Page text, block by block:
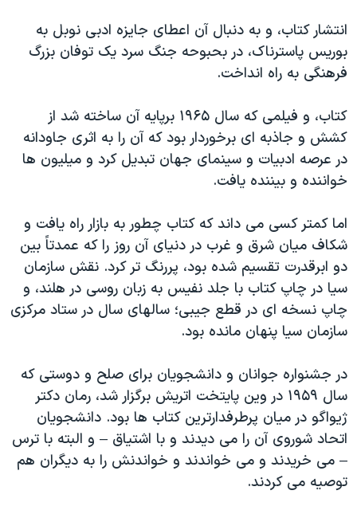
انتشار کتاب، و به دنبال آن اعطای جایزه ادبی نوبل به
بوریس پاسترناک، در بحبوحه جنگ سرد یک توفان بزرگ
فرهنگی به راه انداخت.
کتاب، و فیلمی که سال ۱۹۶۵ برپایه آن ساخته شد از
کشش و جاذبه ای برخوردار بود که آن را به اثری جاودانه
در عرصه ادبیات و سینمای جهان تبدیل کرد و میلیون ها
خواننده و بیننده یافت.
اما کمتر کسی می داند که کتاب چطور به بازار راه یافت و
شکاف میان شرق و غرب در دنیای آن روز را که عمدتاً بین
دو ابرقدرت تقسیم شده بود، پررنگ تر کرد. نقش سازمان
سیا در چاپ کتاب با جلد نفیس به زبان روسی در هلند، و
چاپ نسخه ای در قطع جیبی؛ سالهای سال در ستاد مرکزی
سازمان سیا پنهان مانده بود.
در جشنواره جوانان و دانشجویان برای صلح و دوستی که
سال ۱۹۵۹ در وین پایتخت اتریش برگزار شد، رمان دکتر
ژیواگو در میان پرطرفدارترین کتاب ها بود. دانشجویان
اتحاد شوروی آن را می دیدند و با اشتیاق – و البته با ترس
– می خریدند و می خواندند و خواندنش را به دیگران هم
توصیه می کردند.